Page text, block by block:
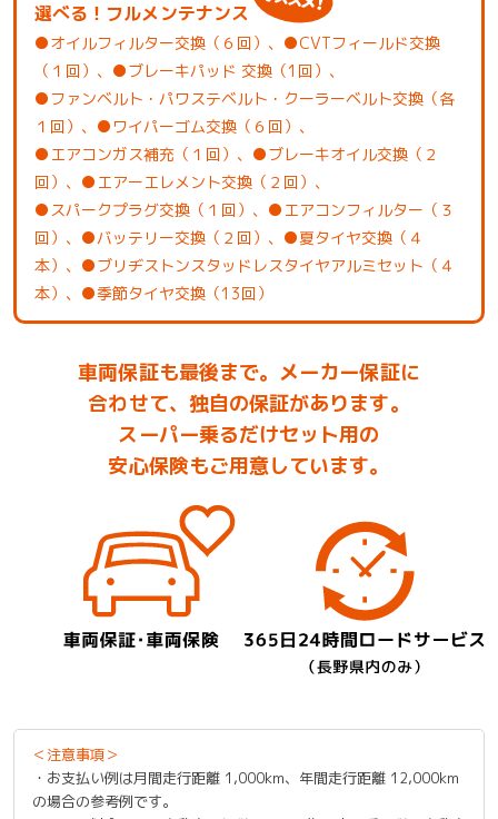
選べる！フルメンテナンス
●オイルフィルター交換（６回）、●CVTフィールド交換
（１回）、●ブレーキパッド 交換（1回）、
●ファンベルト・パワステベルト・クーラーベルト交換（各
１回）、●ワイパーゴム交換（６回）、
●エアコンガス補充（１回）、●ブレーキオイル交換（２
回）、●エアーエレメント交換（２回）、
●スパークプラグ交換（１回）、●エアコンフィルター（３
回）、●バッテリー交換（２回）、●夏タイヤ交換（４
本）、●ブリヂストンスタッドレスタイヤアルミセット（４
本）、●季節タイヤ交換（13回）
車両保証も最後まで。メーカー保証に
合わせて、独自の保証があります。
スーパー乗るだけセット用の
安心保険もご用意しています。
＜注意事項＞
・お支払い例は月間走行距離 1,000km、年間走行距離 12,000km
の場合の参考例です。